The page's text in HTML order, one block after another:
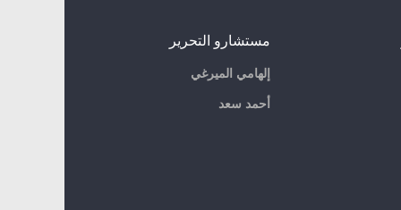
مستشارو التحرير
إلهامي الميرغي
أحمد سعد